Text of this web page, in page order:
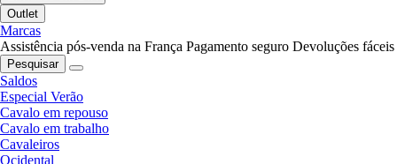
Outlet
Marcas
Assistência pós-venda na França Pagamento seguro Devoluções fáceis
Pesquisar
Saldos
Especial Verão
Cavalo em repouso
Cavalo em trabalho
Cavaleiros
Ocidental